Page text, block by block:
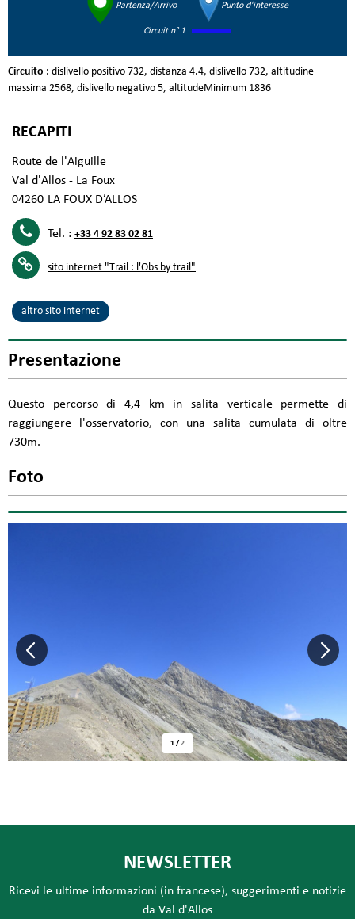
Partenza/Arrivo Punto d'interesse
Circuit n° 1
Circuito : dislivello positivo 732 distanza 4.4 dislivello 732 altitudine
massima 2568 dislivello negativo 5 altitudeMinimum 1836
RECAPITI
Route de l'Aiguille
Val d'Allos - La Foux
04260 LA FOUX D’ALLOS
Tel. : +33 4 92 83 02 81
sito internet "Trail : l'Obs by trail"
altro sito internet
Presentazione
Questo percorso di 4,4 km in salita verticale permette di
raggiungere l'osservatorio, con una salita cumulata di oltre
730m.
Foto
1/2
NEWSLETTER
Ricevi le ultime informazioni (in francese), suggerimenti e notizie
da Val d'Allos